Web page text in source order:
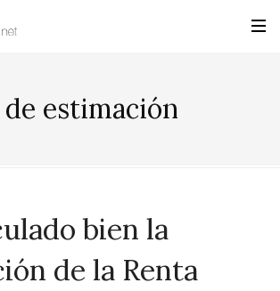
estimación
bien la
de la Renta